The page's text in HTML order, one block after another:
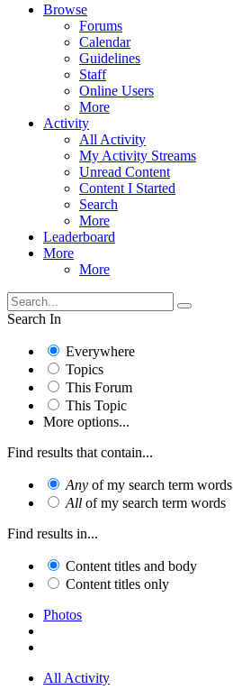
Browse
Forums
Calendar
Guidelines
Staff
Online Users
More
Activity
All Activity
My Activity Streams
Unread Content
Content I Started
Search
More
Leaderboard
More
More
Search In
Everywhere
Topics
This Forum
This Topic
More options...
Find results that contain...
Any of my search term words
All of my search term words
Find results in...
Content titles and body
Content titles only
Photos
All Activity